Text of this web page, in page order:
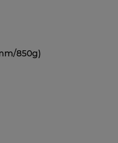
850g)